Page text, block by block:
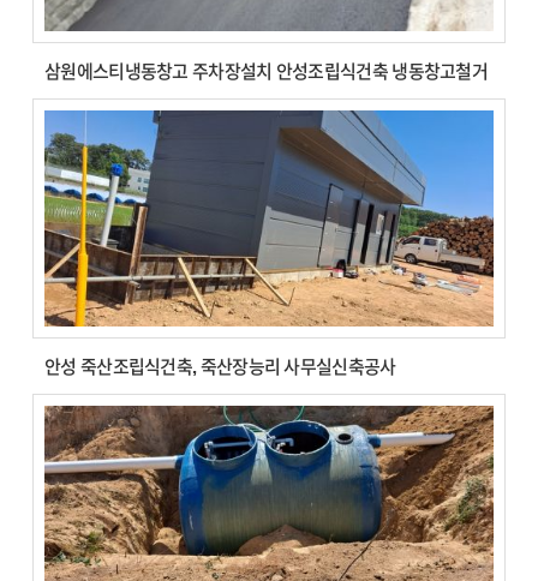
삼원에스티냉동창고 주차장설치 안성조립식건축 냉동창고철거
안성 죽산조립식건축, 죽산장능리 사무실신축공사